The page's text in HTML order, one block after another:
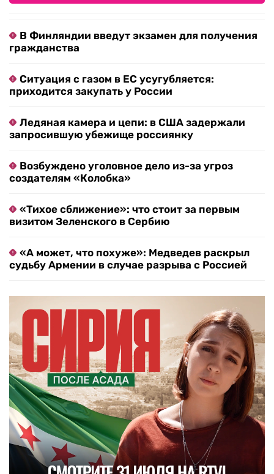
В Финляндии введут экзамен для получения
гражданства
Ситуация с газом в ЕС усугубляется:
приходится закупать у России
Ледяная камера и цепи: в США задержали
запросившую убежище россиянку
Возбуждено уголовное дело из-за угроз
создателям «Колобка»
«Тихое сближение»: что стоит за первым
визитом Зеленского в Сербию
«А может, что похуже»: Медведев раскрыл
судьбу Армении в случае разрыва с Россией